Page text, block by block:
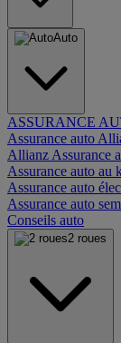
Auto
ASSURANCE
Assurance auto
Allianz Assurance
Assurance auto au
Assurance auto
Assurance auto
Conseils auto
2 roues